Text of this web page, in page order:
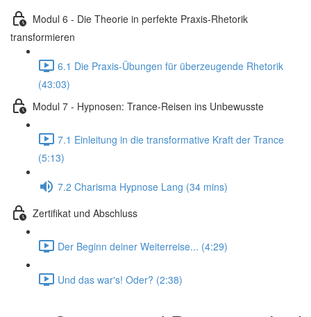
Modul 6 - Die Theorie in perfekte Praxis-Rhetorik
transformieren
6.1 Die Praxis-Übungen für überzeugende Rhetorik
(43:03)
Modul 7 - Hypnosen: Trance-Reisen ins Unbewusste
7.1 Einleitung in die transformative Kraft der Trance
(5:13)
7.2 Charisma Hypnose Lang (34 mins)
Zertifikat und Abschluss
Der Beginn deiner Weiterreise... (4:29)
Und das war's! Oder? (2:38)